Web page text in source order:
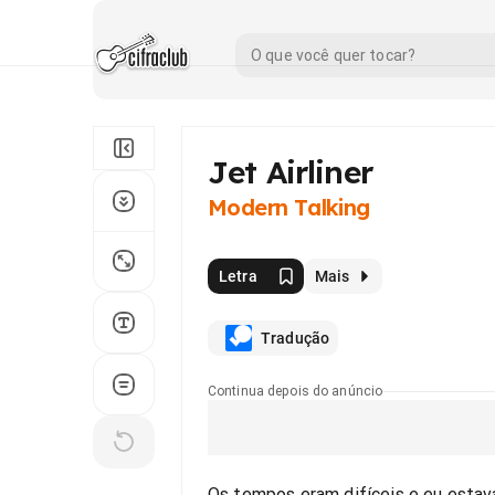
Jet Airliner
Modern Talking
Letra Mais
Tradução
Continua depois do anúncio